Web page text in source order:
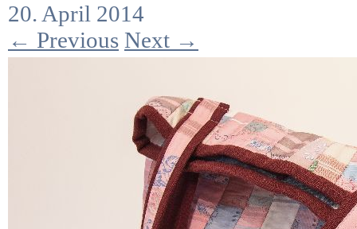
20. April 2014
← Previous Next →